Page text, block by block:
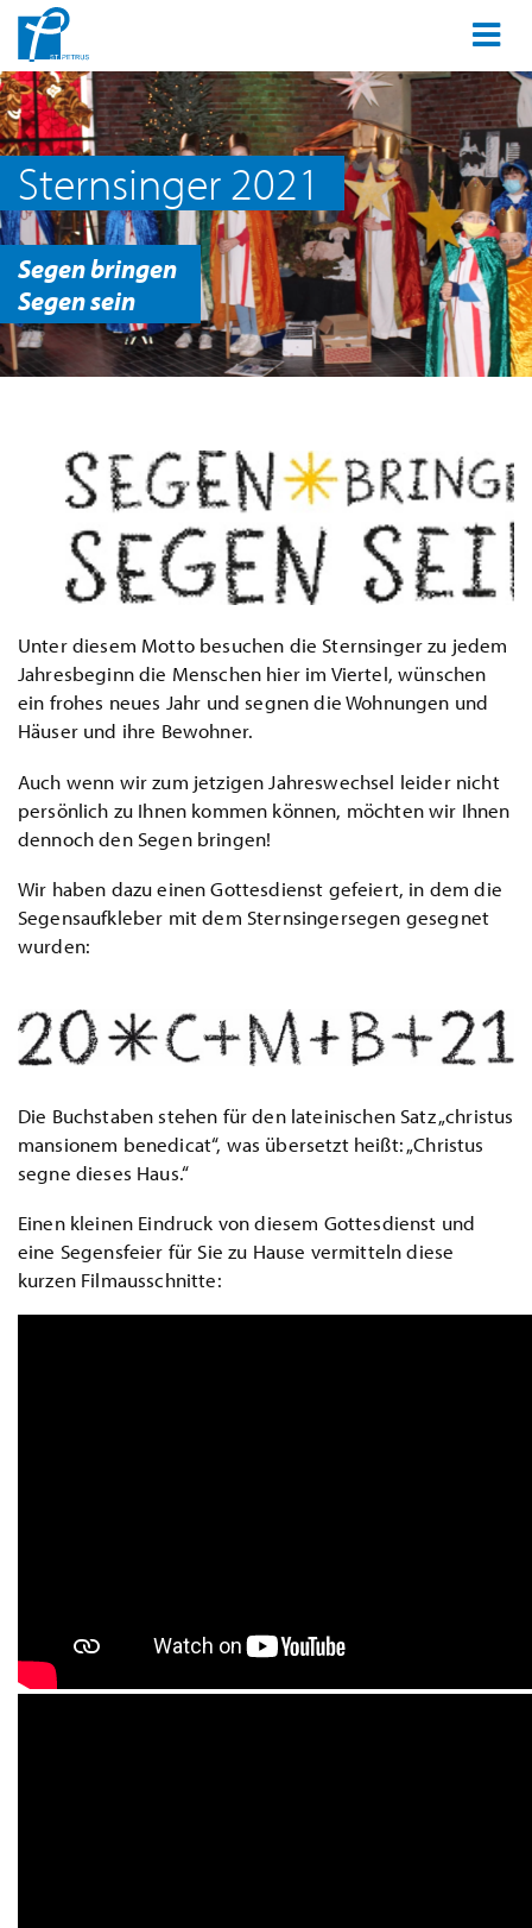
Sternsinger 2021
Segen bringen
Segen sein
Unter diesem Motto besuchen die Sternsinger zu jedem
Jahresbeginn die Menschen hier im Viertel, wünschen
ein frohes neues Jahr und segnen die Wohnungen und
Häuser und ihre Bewohner.
Auch wenn wir zum jetzigen Jahreswechsel leider nicht
persönlich zu Ihnen kommen können, möchten wir Ihnen
dennoch den Segen bringen!
Wir haben dazu einen Gottesdienst gefeiert, in dem die
Segensaufkleber mit dem Sternsingersegen gesegnet
wurden:
Die Buchstaben stehen für den lateinischen Satz „christus
mansionem benedicat“, was übersetzt heißt: „Christus
segne dieses Haus.“
Einen kleinen Eindruck von diesem Gottesdienst und
eine Segensfeier für Sie zu Hause vermitteln diese
kurzen Filmausschnitte: